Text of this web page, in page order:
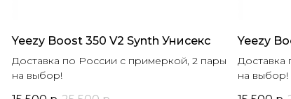
Yeezy Boost 350 V2 Synth Унисекс
Доставка по России с примеркой, 2 пары
на выбор!
Yeezy
Доставка
на выбор!